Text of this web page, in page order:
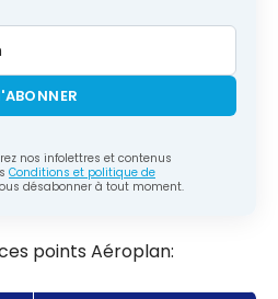
nos infolettres et contenus
Conditions et politique de
désabonner à tout moment.
points Aéroplan: